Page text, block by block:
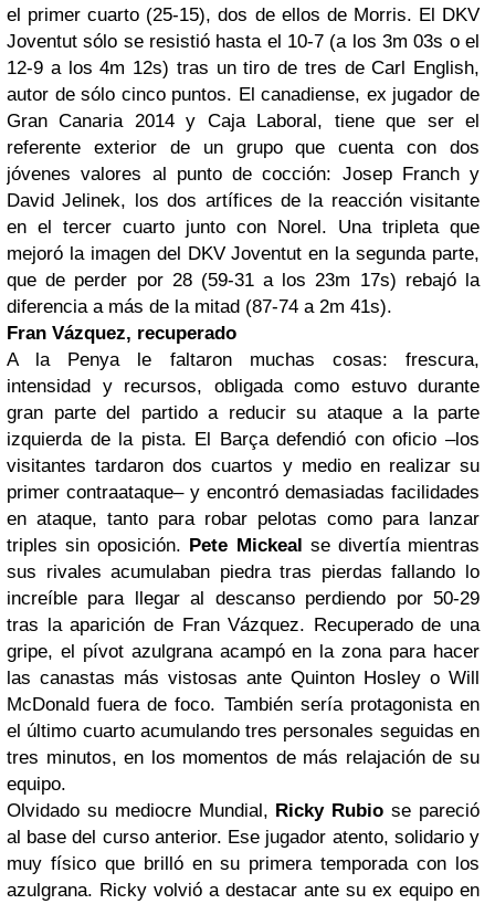
el primer cuarto (25-15), dos de ellos de Morris. El DKV
Joventut sólo se resistió hasta el 10-7 (a los 3m 03s o el
12-9 a los 4m 12s) tras un tiro de tres de Carl English,
autor de sólo cinco puntos. El canadiense, ex jugador de
Gran Canaria 2014 y Caja Laboral, tiene que ser el
referente exterior de un grupo que cuenta con dos
jóvenes valores al punto de cocción: Josep Franch y
David Jelinek, los dos artífices de la reacción visitante
en el tercer cuarto junto con Norel. Una tripleta que
mejoró la imagen del DKV Joventut en la segunda parte,
que de perder por 28 (59-31 a los 23m 17s) rebajó la
diferencia a más de la mitad (87-74 a 2m 41s).
Fran Vázquez, recuperado
A la Penya le faltaron muchas cosas: frescura,
intensidad y recursos, obligada como estuvo durante
gran parte del partido a reducir su ataque a la parte
izquierda de la pista. El Barça defendió con oficio –los
visitantes tardaron dos cuartos y medio en realizar su
primer contraataque– y encontró demasiadas facilidades
en ataque, tanto para robar pelotas como para lanzar
triples sin oposición. Pete Mickeal se divertía mientras
sus rivales acumulaban piedra tras pierdas fallando lo
increíble para llegar al descanso perdiendo por 50-29
tras la aparición de Fran Vázquez. Recuperado de una
gripe, el pívot azulgrana acampó en la zona para hacer
las canastas más vistosas ante Quinton Hosley o Will
McDonald fuera de foco. También sería protagonista en
el último cuarto acumulando tres personales seguidas en
tres minutos, en los momentos de más relajación de su
equipo.
Olvidado su mediocre Mundial, Ricky Rubio se pareció
al base del curso anterior. Ese jugador atento, solidario y
muy físico que brilló en su primera temporada con los
azulgrana. Ricky volvió a destacar ante su ex equipo en